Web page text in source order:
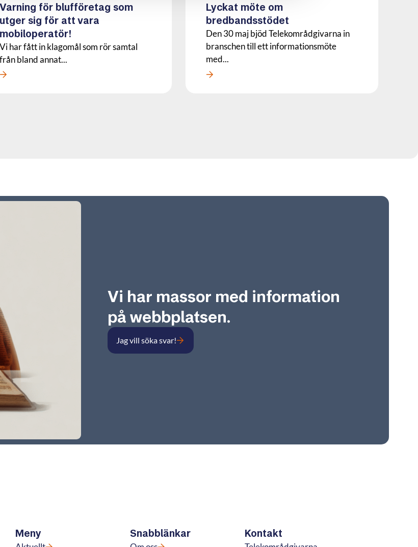
Varning för blufföretag som
utger sig för att vara
mobiloperatör!
Vi har fått in klagomål som rör samtal
från bland annat...
Läs mer om denna Press
Lyckat möte om
bredbandsstödet
Den 30 maj bjöd Telekområdgivarna in
branschen till ett informationsmöte
med...
Läs mer om denna Press
Vi har massor med information
på webbplatsen.
Jag vill söka svar!
Meny Snabblänkar Kontakt